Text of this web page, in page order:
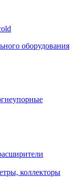
оборудования
коллекторы